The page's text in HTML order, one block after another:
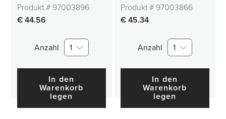
Produkt # 97003896
€ 44.56
Anzahl 1
In den
Warenkorb
legen
Produkt # 97003866
€ 45.34
Anzahl 1
In den
Warenkorb
legen